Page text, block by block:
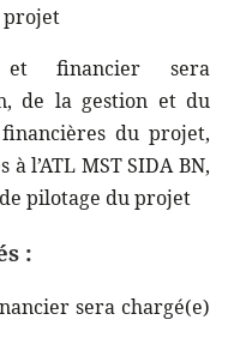
projet
et financier sera
de la gestion et du
du projet,
l’ATL MST SIDA BN,
pilotage du projet
:
sera chargé(e)